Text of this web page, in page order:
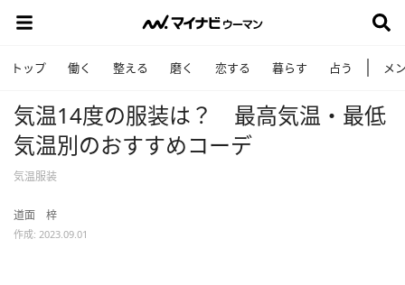
トップ 働く 整える 磨く 恋する 暮らす 占う メ
気温14度の服装は？ 最高気温・最低
気温別のおすすめコーデ
気温服装
道面 梓
作成: 2023.09.01